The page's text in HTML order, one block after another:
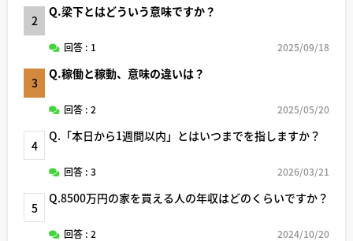
2
Q.梁下とはどういう意味ですか？
回答 : 1 2025/09/18
3
Q.稼働と稼動、意味の違いは？
回答 : 2 2025/05/20
4
Q.「本日から1週間以内」とはいつまでを指しますか？
回答 : 3 2026/03/21
5
Q.8500万円の家を買える人の年収はどのくらいですか？
回答 : 2 2024/10/20